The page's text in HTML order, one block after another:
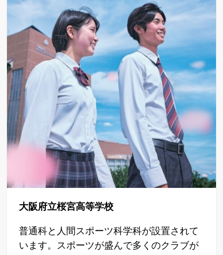
大阪府立桜宮高等学校
普通科と人間スポーツ科学科が設置されて
います。スポーツが盛んで多くのクラブが